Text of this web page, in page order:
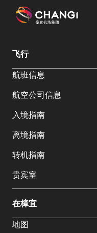
有
宜
网
选
语
言:
樟宜机场 樟宜机场餐饮与购物
飞行
航班信息
航空公司信息
入境指南
离境指南
转机指南
贵宾室
在樟宜
地图